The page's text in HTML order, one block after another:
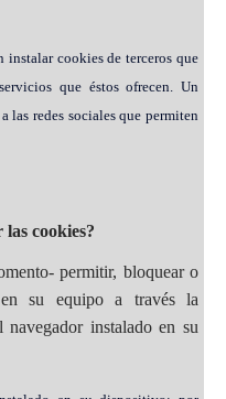
instalar cookies de terceros que
que éstos ofrecen. Un
las redes sociales que permiten
cookies?
permitir, bloquear o
su equipo a través la
instalado en su